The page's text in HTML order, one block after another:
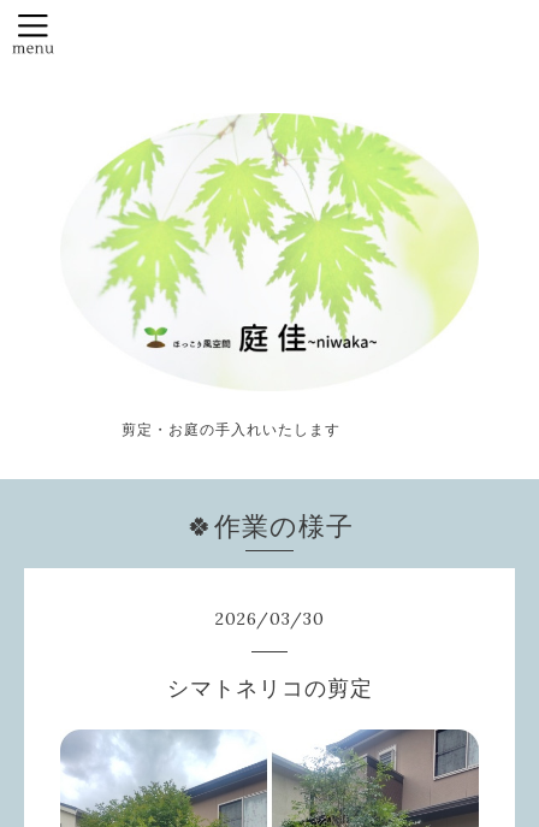
剪定・お庭の手入れいたします
🍀作業の様子
2026/03/30
シマトネリコの剪定